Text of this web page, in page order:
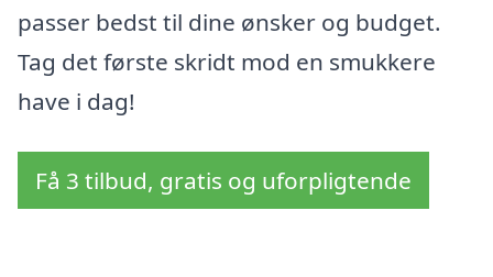
passer bedst til dine ønsker og budget.
Tag det første skridt mod en smukkere
have i dag!
Få 3 tilbud, gratis og uforpligtende